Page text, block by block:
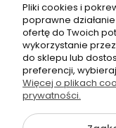
Pliki cookies i
poprawne
ofertę do Twoich
wykorzystanie
do sklepu lub
preferencji,
Więcej o plikach
prywatności.